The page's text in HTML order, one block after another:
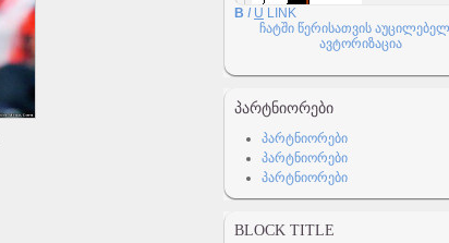
B I U LINK
ჩატში წერისათვის
ავტორიზაცია
ᲞᲐᲠᲢᲜᲘᲝᲠᲔᲑᲘ
პარტნიორები
პარტნიორები
პარტნიორები
BLOCK TITLE